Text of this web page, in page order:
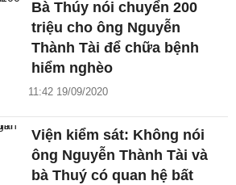
Bà Thúy nói chuyển 200
triệu cho ông Nguyễn
Thành Tài để chữa bệnh
hiểm nghèo
11:42 19/09/2020
Viện kiểm sát: Không nói
ông Nguyễn Thành Tài và
bà Thuý có quan hệ bất